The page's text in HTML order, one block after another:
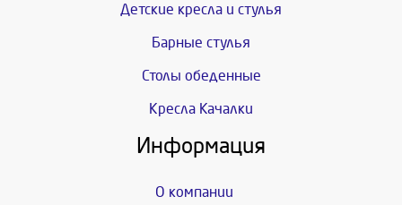
Детские кресла и стулья
Барные стулья
Столы обеденные
Кресла Качалки
Информация
О компании